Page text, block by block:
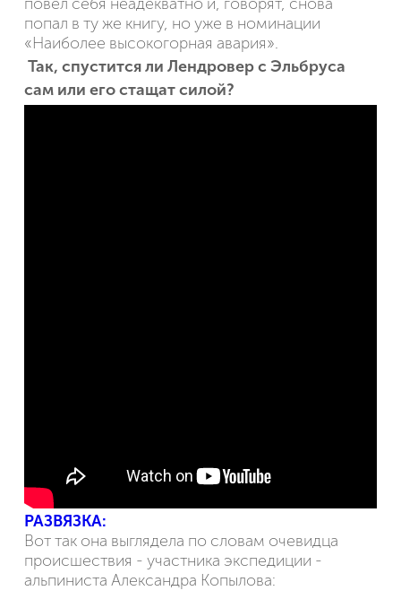
попал в ту же книгу, но уже в номинации
«Наиболее высокогорная авария».
Так, спустится ли Лендровер с Эльбруса
сам или его стащат силой?
РАЗВЯЗКА:
Вот так она выглядела по словам очевидца
происшествия - участника экспедиции -
альпиниста Александра Копылова: